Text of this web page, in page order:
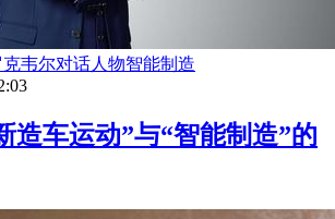
克韦尔对话人物智能制造
造车运动”与“智能制造”的